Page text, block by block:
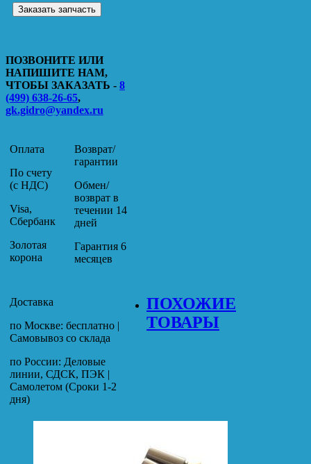
Заказать запчасть
ПОЗВОНИТЕ ИЛИ
НАПИШИТЕ НАМ,
ЧТОБЫ ЗАКАЗАТЬ - 8
(499) 638-26-65,
gk.gidro@yandex.ru
Оплата
По счету
(с НДС)
Visa,
Сбербанк
Золотая
корона
Возврат/
гарантии
Обмен/
возврат в
течении 14
дней
Гарантия 6
месяцев
Доставка
по Москве: бесплатно |
Самовывоз со склада
по России: Деловые
линии, СДСК, ПЭК |
Самолетом (Сроки 1-2
дня)
ПОХОЖИЕ
ТОВАРЫ